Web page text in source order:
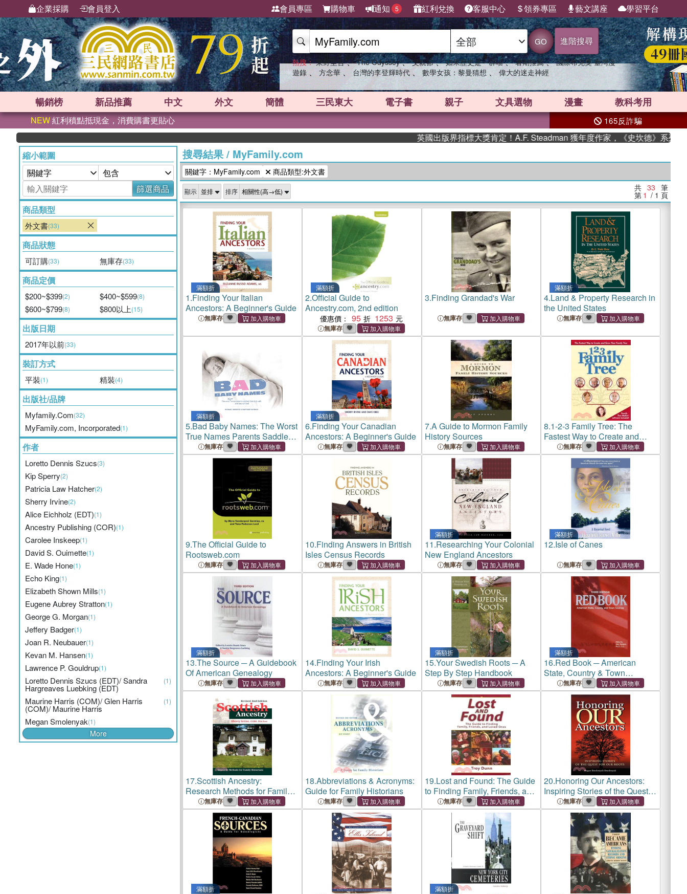
企業採購 會員登入 會員專區 購物車 通知 5 紅利兌換 客服中心 領券專區 藝文講座 學習平台
GO 進階搜尋
熱搜： 東野圭吾 、 The Odyssey 、 父親節 、 如果歷史是一群喵 、 暑期推薦 、 國際布克獎 臺灣漫
遊錄 、 方念華 、 台灣的李登輝時代 、 數學女孩：黎曼猜想 、 偉大的迷走神經
暢銷榜 新品推薦 中文 外文 簡體 三民東大 電子書 親子 文具選物 漫畫 教科考用
NEW紅利積點抵現金，消費購書更貼心 165反詐騙
英國出版界指標大獎肯定！A.F. Steadman 獲年度作家，《史坎德》系列帶你踏上
縮小範圍
篩選商品
商品類型
外文書(33)
商品狀態
可訂購(33) 無庫存(33)
商品定價
$200~$399(2) $400~$599(8)
$600~$799(8) $800以上(15)
出版日期
2017年以前(33)
裝訂方式
平裝(1) 精裝(4)
出版社/品牌
Myfamily.Com(32)
MyFamily.com, Incorporated(1)
作者
Loretto Dennis Szucs(3)
Kip Sperry(2)
Patricia Law Hatcher(2)
Sherry Irvine(2)
Alice Eichholz (EDT)(1)
Ancestry Publishing (COR)(1)
Carolee Inskeep(1)
David S. Ouimette(1)
E. Wade Hone(1)
Echo King(1)
Elizabeth Shown Mills(1)
Eugene Aubrey Stratton(1)
George G. Morgan(1)
Jeffery Badger(1)
Joan R. Neubauer(1)
Kevan M. Hansen(1)
Lawrence P. Gouldrup(1)
Loretto Dennis Szucs (EDT)/ Sandra
Hargreaves Luebking (EDT)
(1)
Maurine Harris (COM)/ Glen Harris
(COM)/ Maurine Harris
(1)
Megan Smolenyak(1)
More
搜尋結果/ MyFamily.com
關鍵字：MyFamily.com 商品類型:外文書
顯示 排序 共 33 筆
第 1 / 1 頁
滿額折
1.Finding Your Italian
Ancestors: A Beginner's Guide
無庫存
滿額折
2.Official Guide to
Ancestry.com, 2nd edition
優惠價： 95 1253
無庫存
3.Finding Grandad's War
無庫存
滿額折
4.Land & Property Research in
the United States
無庫存
滿額折
5.Bad Baby Names: The Worst
True Names Parents Saddled
Their Kids With, -- and You
Can Too!
無庫存
滿額折
6.Finding Your Canadian
Ancestors: A Beginner's Guide
無庫存
7.A Guide to Mormon Family
History Sources
無庫存
8.1-2-3 Family Tree: The
Fastest Way to Create and
Grow Your Family Tree
無庫存
9.The Official Guide to
Rootsweb.com
無庫存
10.Finding Answers in British
Isles Census Records
無庫存
滿額折
11.Researching Your Colonial
New England Ancestors
無庫存
滿額折
12.Isle of Canes
無庫存
滿額折
13.The Source ─ A Guidebook
Of American Genealogy
無庫存
14.Finding Your Irish
Ancestors: A Beginner's Guide
無庫存
滿額折
15.Your Swedish Roots ─ A
Step By Step Handbook
無庫存
滿額折
16.Red Book ─ American
State, Country & Town
Sources
無庫存
17.Scottish Ancestry:
Research Methods for Family
Historians
無庫存
18.Abbreviations & Acronyms:
Guide for Family Historians
無庫存
19.Lost and Found: The Guide
to Finding Family, Friends, and
Loved Ones
無庫存
20.Honoring Our Ancestors:
Inspiring Stories of the Quest
for Our Roots
無庫存
滿額折 滿額折